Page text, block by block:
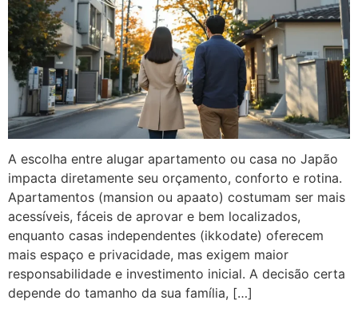
A escolha entre alugar apartamento ou casa no Japão
impacta diretamente seu orçamento, conforto e rotina.
Apartamentos (mansion ou apaato) costumam ser mais
acessíveis, fáceis de aprovar e bem localizados,
enquanto casas independentes (ikkodate) oferecem
mais espaço e privacidade, mas exigem maior
responsabilidade e investimento inicial. A decisão certa
depende do tamanho da sua família, […]